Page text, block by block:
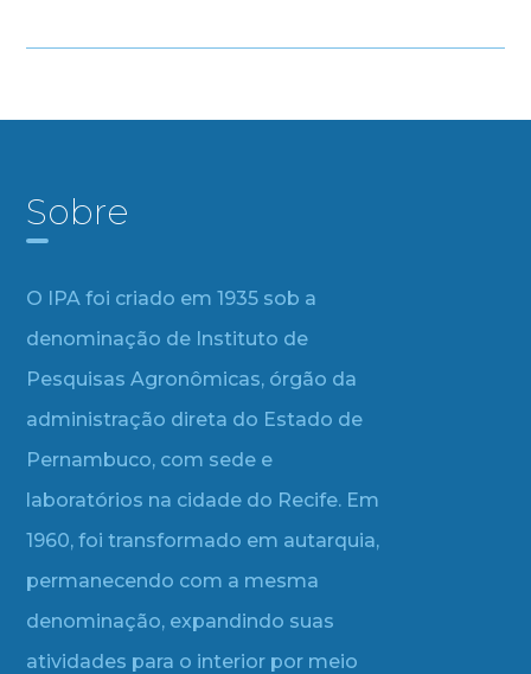
Sobre
O IPA foi criado em 1935 sob a
denominação de Instituto de
Pesquisas Agronômicas, órgão da
administração direta do Estado de
Pernambuco, com sede e
laboratórios na cidade do Recife. Em
1960, foi transformado em autarquia,
permanecendo com a mesma
denominação, expandindo suas
atividades para o interior por meio